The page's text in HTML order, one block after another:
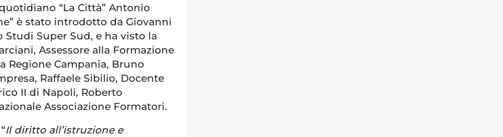
“La Città” Antonio
è stato introdotto da Giovanni
Studi Super Sud, e ha visto la
Assessore alla Formazione
Regione Campania, Bruno
Raffaele Sibilio, Docente
II di Napoli, Roberto
Associazione Formatori.
Il diritto all’istruzione e